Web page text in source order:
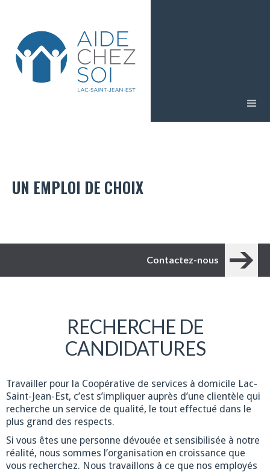
UN EMPLOI DE CHOIX
Contactez-nous
RECHERCHE DE
CANDIDATURES
Travailler pour la Coopérative de services à domicile Lac-
Saint-Jean-Est, c’est s’impliquer auprès d’une clientèle qui
recherche un service de qualité, le tout effectué dans le
plus grand des respects.
Si vous êtes une personne dévouée et sensibilisée à notre
réalité, nous sommes l’organisation en croissance que
vous recherchez. Nous travaillons à ce que nos employés